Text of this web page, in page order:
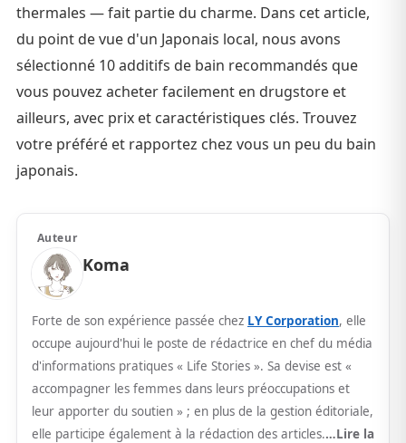
thermales — fait partie du charme. Dans cet article,
du point de vue d'un Japonais local, nous avons
sélectionné 10 additifs de bain recommandés que
vous pouvez acheter facilement en drugstore et
ailleurs, avec prix et caractéristiques clés. Trouvez
votre préféré et rapportez chez vous un peu du bain
japonais.
Auteur
Koma
Forte de son expérience passée chez LY Corporation, elle
occupe aujourd'hui le poste de rédactrice en chef du média
d'informations pratiques « Life Stories ». Sa devise est «
accompagner les femmes dans leurs préoccupations et
leur apporter du soutien » ; en plus de la gestion éditoriale,
elle participe également à la rédaction des articles.…Lire la